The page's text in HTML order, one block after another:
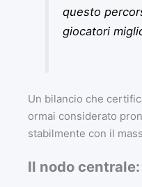
questo
giocatori
Un bilancio che
ormai considerato
stabilmente con il
Il nodo